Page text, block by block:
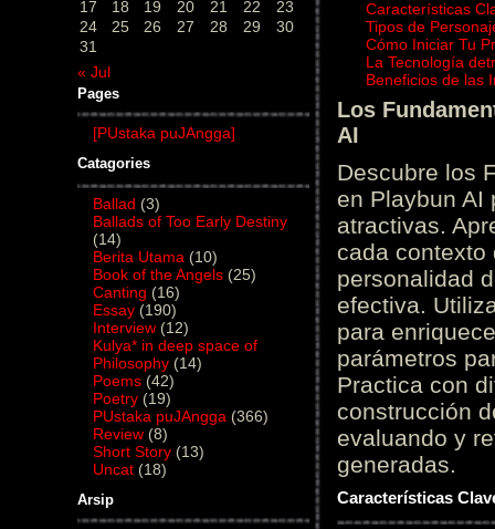
17
18 19 20 21 22
23
24
25 26 27 28 29
30
31
« Jul
Pages
[PUstaka puJAngga]
Catagories
Ballad (3)
Ballads of Too Early Destiny
(14)
Berita Utama (10)
Book of the Angels (25)
Canting (16)
Essay (190)
Interview (12)
Kulya* in deep space of
Philosophy (14)
Poems (42)
Poetry (19)
PUstaka puJAngga (366)
Review (8)
Short Story (13)
Uncat (18)
Arsip
Características
Tipos de
Cómo Iniciar Tu
La Tecnología
Beneficios de las
Los
AI
Descubre los
en Playbun AI
atractivas.
cada contexto
personalidad
efectiva.
para
parámetros
Practica con
construcción
evaluando y
generadas.
Características